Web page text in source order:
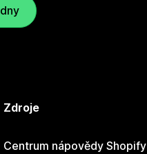
Zdroje
Centrum nápovědy Shopify